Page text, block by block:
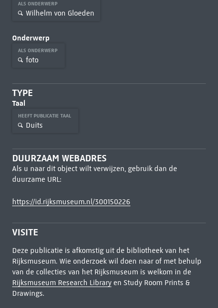
ALS ONDERWERP
Wilhelm von Gloeden
Onderwerp
ALS ONDERWERP
foto
TYPE
Taal
HEEFT PUBLICATIE TAAL
Duits
DUURZAAM WEBADRES
Als u naar dit object wilt verwijzen, gebruik dan de
duurzame URL:
https://id.rijksmuseum.nl/300150226
VISITE
Deze publicatie is afkomstig uit de bibliotheek van het
Rijksmuseum. Wie onderzoek wil doen naar of met behulp
van de collecties van het Rijksmuseum is welkom in de
Rijksmuseum Research Libraryen Study Room Prints &
Drawings.